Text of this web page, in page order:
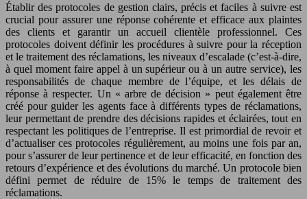
Établir des protocoles de gestion clairs, précis et faciles à suivre est
crucial pour assurer une réponse cohérente et efficace aux plaintes
des clients et garantir un accueil clientèle professionnel. Ces
protocoles doivent définir les procédures à suivre pour la réception
et le traitement des réclamations, les niveaux d’escalade (c’est-à-dire,
à quel moment faire appel à un supérieur ou à un autre service), les
responsabilités de chaque membre de l’équipe, et les délais de
réponse à respecter. Un « arbre de décision » peut également être
créé pour guider les agents face à différents types de réclamations,
leur permettant de prendre des décisions rapides et éclairées, tout en
respectant les politiques de l’entreprise. Il est primordial de revoir et
d’actualiser ces protocoles régulièrement, au moins une fois par an,
pour s’assurer de leur pertinence et de leur efficacité, en fonction des
retours d’expérience et des évolutions du marché. Un protocole bien
défini permet de réduire de 15% le temps de traitement des
réclamations.